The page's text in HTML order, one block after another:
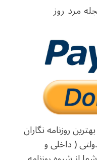
مرد روز
روزنامه نگاران
( داخلی و